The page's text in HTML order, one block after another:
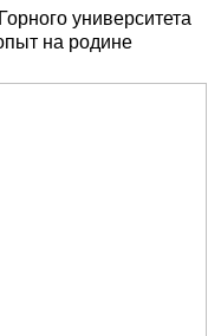
университета
на родине